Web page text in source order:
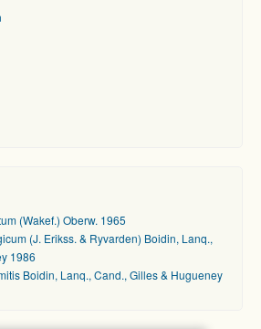
(Wakef.) Oberw. 1965
(J. Erikss. & Ryvarden) Boidin, Lanq.,
1986
Boidin, Lanq., Cand., Gilles & Hugueney